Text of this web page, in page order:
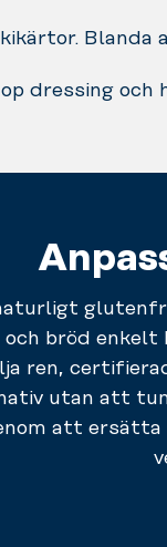
Blanda
dressing och
och bröd
ren,
utan att
att